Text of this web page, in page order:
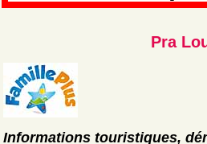
Pra
Informations touristiques,